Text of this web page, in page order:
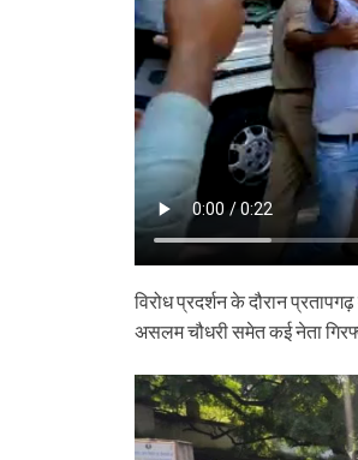
विरोध प्रदर्शन के दौरान
असलम चौधरी समेत कई नेता